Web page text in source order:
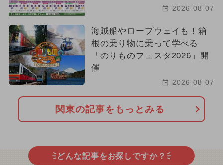
2026-08-07
海賊船やロープウェイも！箱
根の乗り物に乗って学べる
「のりものフェスタ2026」開
催
2026-08-07
関東の記事をもっとみる
どんな記事をお探しですか？